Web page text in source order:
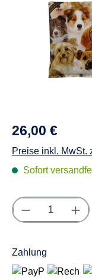
26,00 €
Preise inkl. MwSt.
Sofort
Produkt
Zahlung